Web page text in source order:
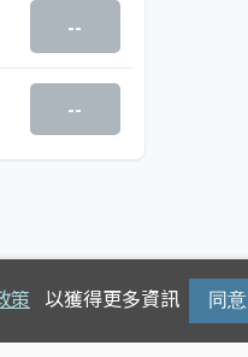
--
--
策 以獲得更多資訊 同意